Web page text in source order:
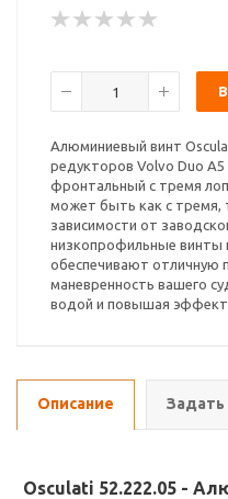
Алюминиевый винт
редукторов Volvo Duo A5
фронтальный с тремя
может быть как с тремя,
зависимости от
низкопрофильные винты
обеспечивают отличную
маневренность вашего
водой и повышая
Описание Задать
Osculati 52.222.05 -